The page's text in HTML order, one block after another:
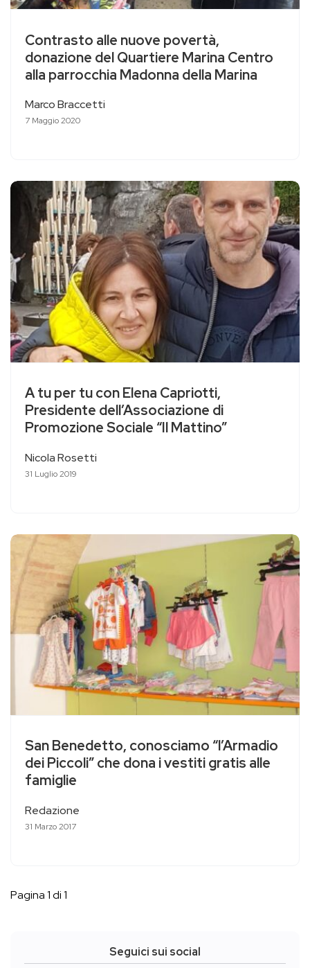
Contrasto alle nuove povertà,
donazione del Quartiere Marina Centro
alla parrocchia Madonna della Marina
Marco Braccetti
7 Maggio 2020
A tu per tu con Elena Capriotti,
Presidente dell’Associazione di
Promozione Sociale “Il Mattino”
Nicola Rosetti
31 Luglio 2019
San Benedetto, conosciamo “l’Armadio
dei Piccoli” che dona i vestiti gratis alle
famiglie
Redazione
31 Marzo 2017
Pagina 1 di 1
Seguici sui social